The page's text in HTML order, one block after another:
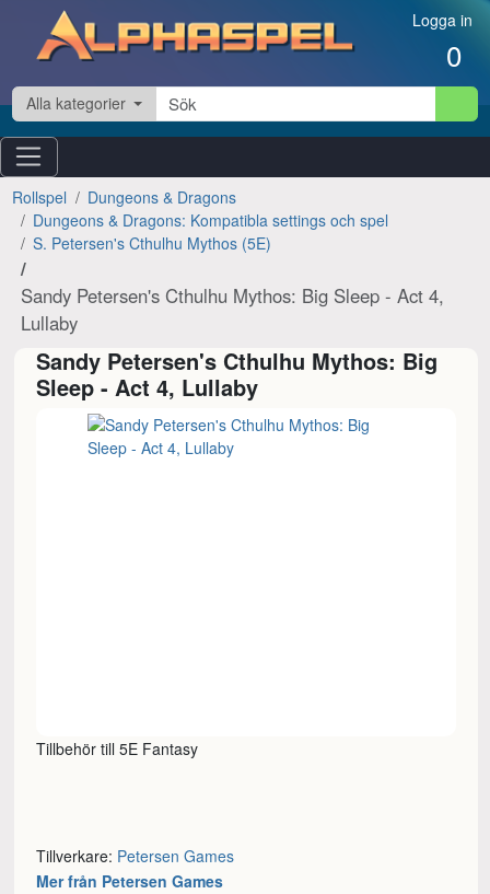
Hoppa till innehåll Logga in
0
Alla kategorier
Rollspel
Dungeons & Dragons
Dungeons & Dragons: Kompatibla settings och spel
S. Petersen's Cthulhu Mythos (5E)
Sandy Petersen's Cthulhu Mythos: Big Sleep - Act 4,
Lullaby
Sandy Petersen's Cthulhu Mythos: Big
Sleep - Act 4, Lullaby
Tillbehör till 5E Fantasy
Tillverkare: Petersen Games
Mer från Petersen Games